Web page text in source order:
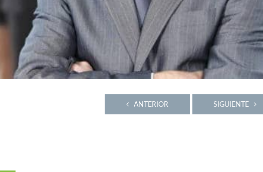
SIGUIENTE
ANTERIOR